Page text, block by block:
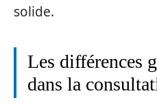
solide.
Les différences
dans la